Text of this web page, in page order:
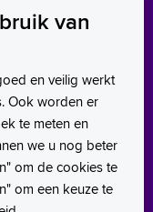
van
en veilig werkt
Ook worden er
te meten en
we u nog beter
om de cookies te
om een keuze te